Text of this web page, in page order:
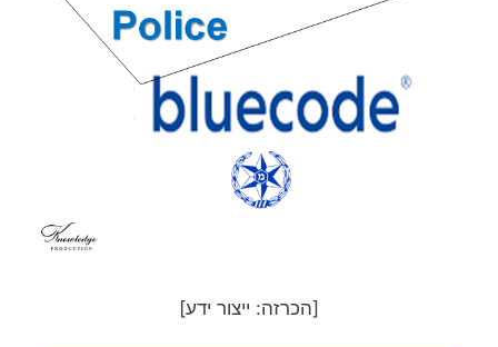
[הכרזה: ייצור ידע]